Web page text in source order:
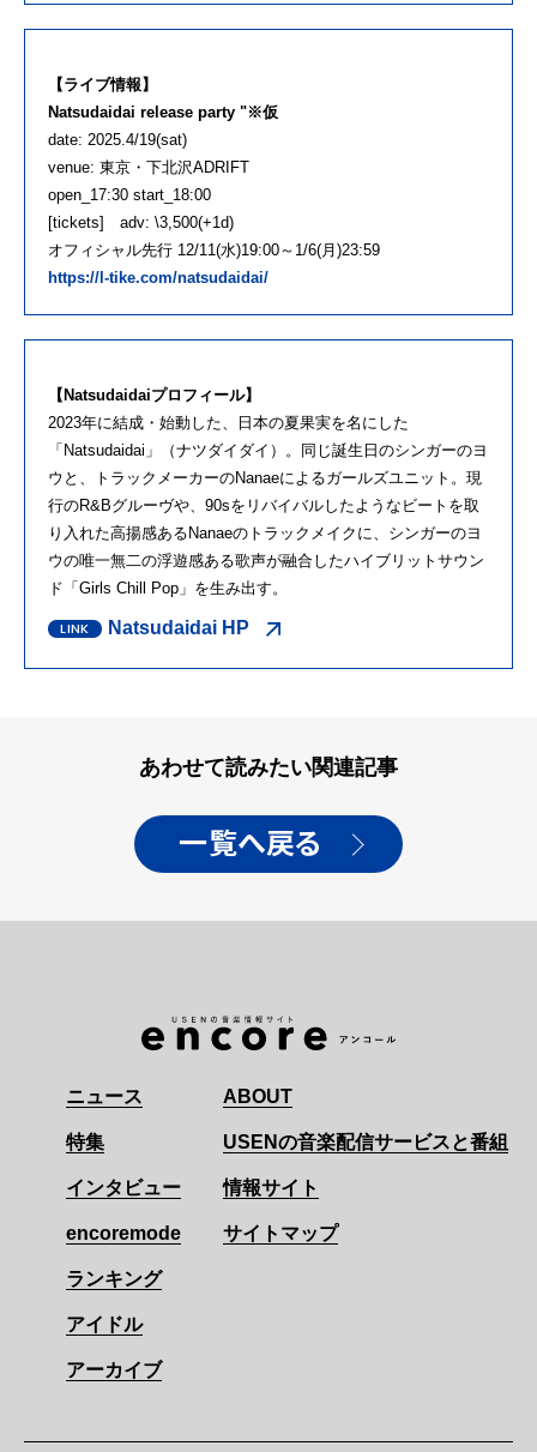
【ライブ情報】
Natsudaidai release party "※仮
date: 2025.4/19(sat)
venue: 東京・下北沢ADRIFT
open_17:30 start_18:00
[tickets] adv: \3,500(+1d)
オフィシャル先行 12/11(水)19:00～1/6(月)23:59
https://l-tike.com/natsudaidai/
【Natsudaidaiプロフィール】
2023年に結成・始動した、日本の夏果実を名にした
「Natsudaidai」（ナツダイダイ）。同じ誕生日のシンガーのヨ
ウと、トラックメーカーのNanaeによるガールズユニット。現
行のR&Bグルーヴや、90sをリバイバルしたようなビートを取
り入れた高揚感あるNanaeのトラックメイクに、シンガーのヨ
ウの唯一無二の浮遊感ある歌声が融合したハイブリットサウン
ド「Girls Chill Pop」を生み出す。
Natsudaidai HP
あわせて読みたい関連記事
一覧へ戻る
ニュース
特集
インタビュー
encoremode
ランキング
アイドル
アーカイブ
ABOUT
USENの音楽配信サービスと番組
情報サイト
サイトマップ